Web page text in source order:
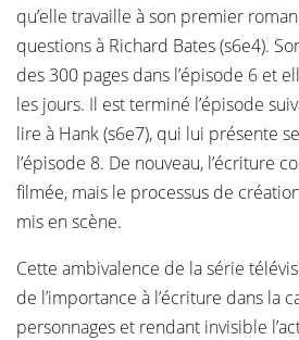
qu’elle travaille à son premier
questions à Richard Bates (s6e4).
des 300 pages dans l’épisode 6 et
les jours. Il est terminé l’épisode
lire à Hank (s6e7), qui lui présente
l’épisode 8. De nouveau, l’écriture
filmée, mais le processus de
mis en scène.
Cette ambivalence de la série
de l’importance à l’écriture dans la
personnages et rendant invisible